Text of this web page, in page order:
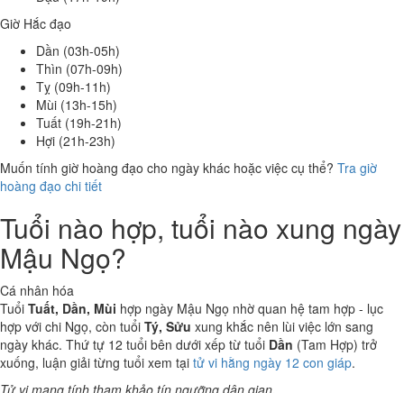
Giờ Hắc đạo
Dần (03h-05h)
Thìn (07h-09h)
Tỵ (09h-11h)
Mùi (13h-15h)
Tuất (19h-21h)
Hợi (21h-23h)
Muốn tính giờ hoàng đạo cho ngày khác hoặc việc cụ thể? Tra giờ
hoàng đạo chi tiết
Tuổi nào hợp, tuổi nào xung ngày
Mậu Ngọ?
Cá nhân hóa
Tuổi Tuất, Dần, Mùi hợp ngày Mậu Ngọ nhờ quan hệ tam hợp - lục
hợp với chi Ngọ, còn tuổi Tý, Sửu xung khắc nên lùi việc lớn sang
ngày khác. Thứ tự 12 tuổi bên dưới xếp từ tuổi Dần (Tam Hợp) trở
xuống, luận giải từng tuổi xem tại tử vi hằng ngày 12 con giáp.
Tử vi mang tính tham khảo tín ngưỡng dân gian.